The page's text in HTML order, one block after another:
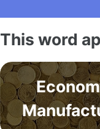
This word